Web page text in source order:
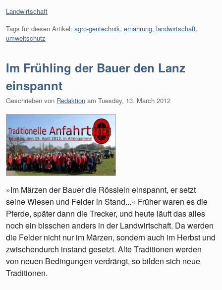
Kategorien:
Landwirtschaft
Tags für diesen Artikel: agro-gentechnik, ernährung, landwirtschaft,
umweltschutz
Im Frühling der Bauer den Lanz
einspannt
Geschrieben von Redaktion am Tuesday, 13. March 2012
»Im Märzen der Bauer die Rösslein einspannt, er setzt
seine Wiesen und Felder in Stand...« Früher waren es die
Pferde, später dann die Trecker, und heute läuft das alles
noch ein bisschen anders in der Landwirtschaft. Da werden
die Felder nicht nur im Märzen, sondern auch im Herbst und
zwischendurch instand gesetzt. Alte Traditionen werden
von neuen Bedingungen verdrängt, so bilden sich neue
Traditionen.